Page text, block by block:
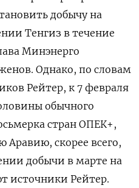
добычу ‍на
Тенгиз в течение
Минэнерго
Однако, по словам
Рейтер, к 7 февраля
обычного
стран ОПЕК+,
Аравию, скорее всего,
добычи в марте на
источники Рейтер.